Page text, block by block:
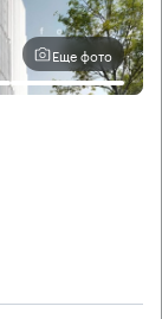
Еще фото